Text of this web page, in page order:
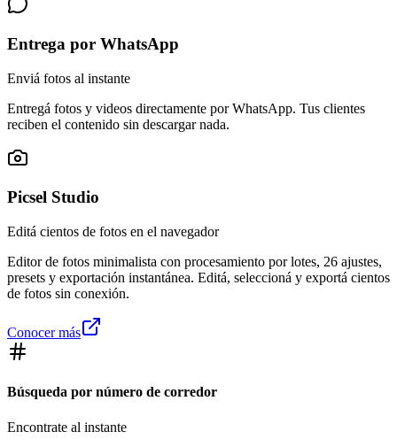
Entrega por WhatsApp
Enviá fotos al instante
Entregá fotos y videos directamente por WhatsApp. Tus clientes
reciben el contenido sin descargar nada.
Picsel Studio
Editá cientos de fotos en el navegador
Editor de fotos minimalista con procesamiento por lotes, 26 ajustes,
presets y exportación instantánea. Editá, seleccioná y exportá cientos
de fotos sin conexión.
Conocer más
Búsqueda por número de corredor
Encontrate al instante